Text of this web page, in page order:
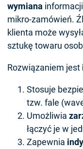
wymiana
mikro-zamówień.
klienta może
sztukę towaru
Rozwiązaniem jest
Stosuje
tzw. fale
Umożliwia
łączyć je w
Zapewnia